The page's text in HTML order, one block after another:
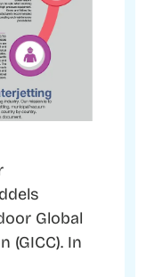
Global
(GICC). In